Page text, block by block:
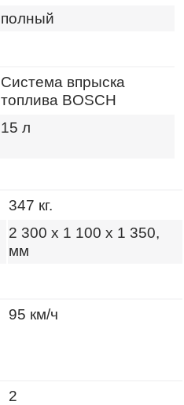
полный
Система впрыска
топлива BOSСH
15 л
347 кг.
2 300 x 1 100 x 1 350,
мм
95 км/ч
2